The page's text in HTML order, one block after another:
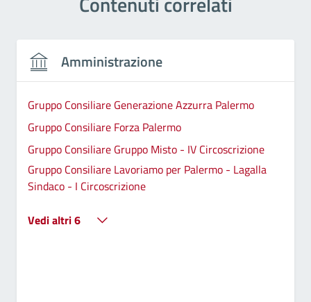
Amministrazione
Gruppo Consiliare Generazione Azzurra Palermo
Gruppo Consiliare Forza Palermo
Gruppo Consiliare Gruppo Misto - IV Circoscrizione
Gruppo Consiliare Lavoriamo per Palermo - Lagalla
Sindaco - I Circoscrizione
Vedi altri 6